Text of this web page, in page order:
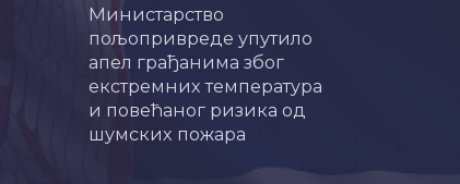
Министарство
пољопривреде упутило
апел грађанима због
екстремних температура
и повећаног ризика од
шумских пожара